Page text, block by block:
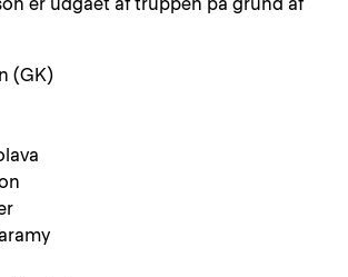
(GK)